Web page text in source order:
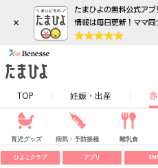
×
TOP 妊娠・出産
育児グッズ 病気・予防接種 離乳食
ひよこクラブ アプリ